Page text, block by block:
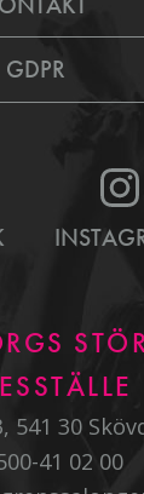
GDPR
541 30
41 02 00